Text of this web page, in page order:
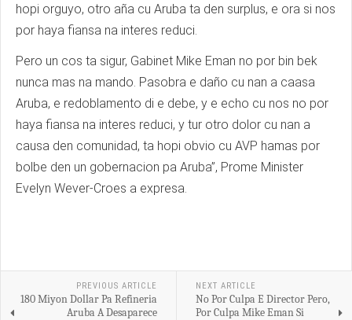
hopi orguyo, otro aña cu Aruba ta den surplus, e ora si nos
por haya fiansa na interes reduci.
Pero un cos ta sigur, Gabinet Mike Eman no por bin bek
nunca mas na mando. Pasobra e daño cu nan a caasa
Aruba, e redoblamento di e debe, y e echo cu nos no por
haya fiansa na interes reduci, y tur otro dolor cu nan a
causa den comunidad, ta hopi obvio cu AVP hamas por
bolbe den un gobernacion pa Aruba”, Prome Minister
Evelyn Wever-Croes a expresa.
PREVIOUS ARTICLE
180 Miyon Dollar Pa Refineria
Aruba A Desaparece
NEXT ARTICLE
No Por Culpa E Director Pero,
Por Culpa Mike Eman Si